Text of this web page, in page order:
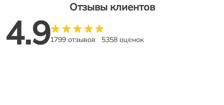
Отзывы клиентов
4.91799 отзывов 5358 оценок